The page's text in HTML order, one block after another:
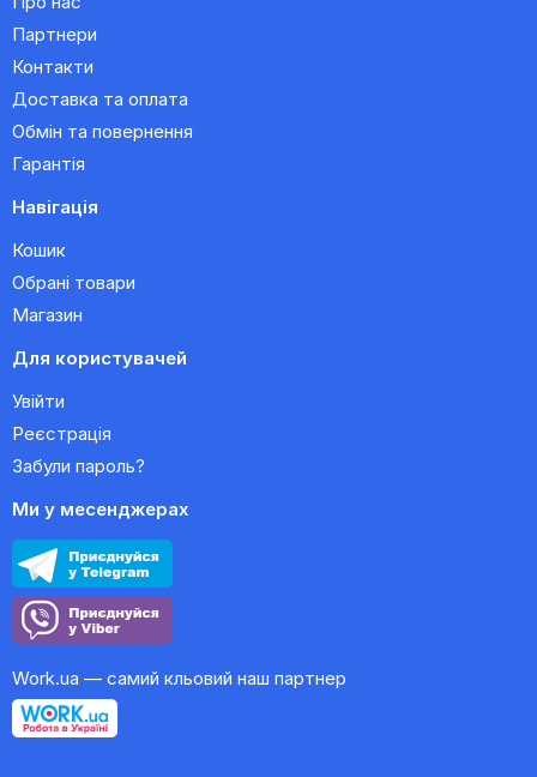
Партнери
Контакти
Доставка та оплата
Обмін та повернення
Гарантія
Навігація
Кошик
Обрані товари
Магазин
Для користувачей
Увійти
Реєстрація
Забули пароль?
Ми у месенджерах
Work.ua — самий кльовий наш партнер